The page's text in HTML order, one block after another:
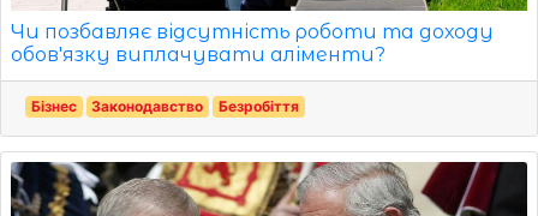
Чи позбавляє відсутність роботи та доходу
обов'язку виплачувати аліменти?
Бізнес Законодавство Безробіття